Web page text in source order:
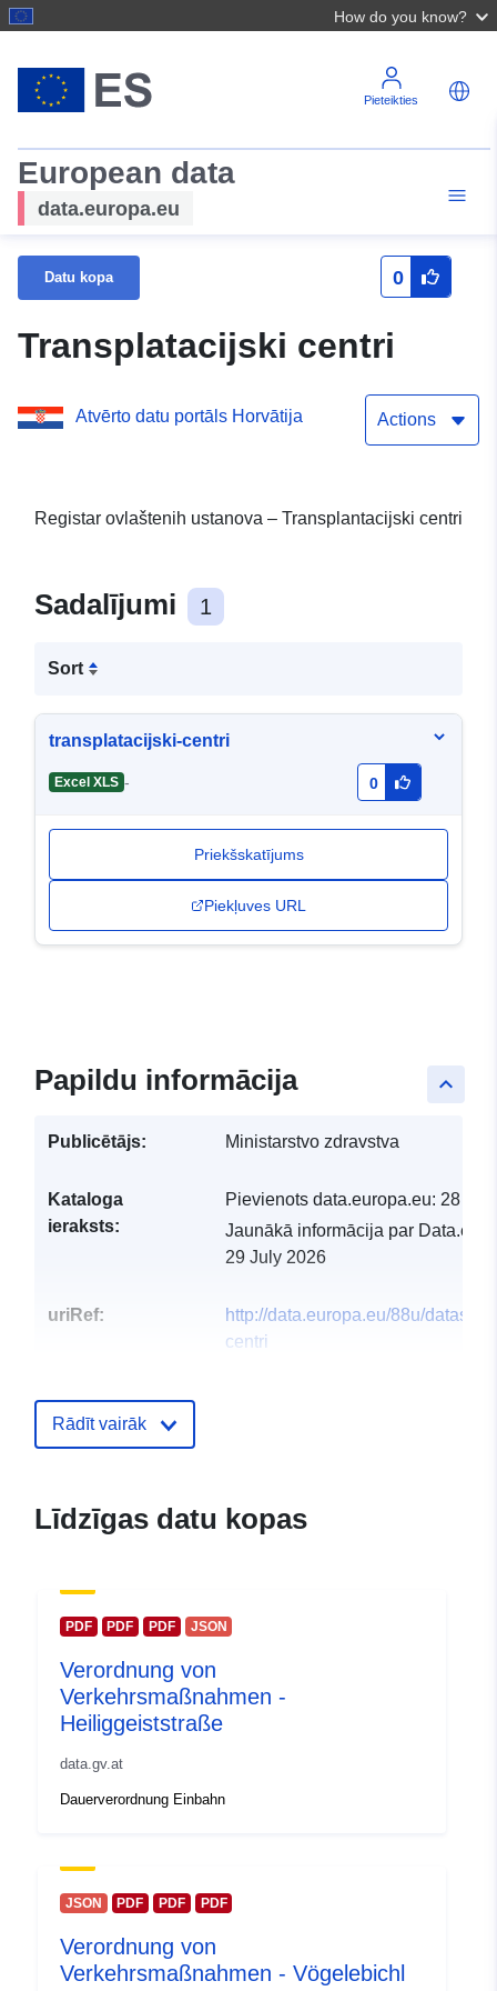
How do you know?
Pieteikties
European data
data.europa.eu
Datu kopa 0
Transplatacijski centri
Atvērto datu portāls Horvātija Actions
Registar ovlaštenih ustanova – Transplantacijski centri
Sadalījumi 1
Sort
transplatacijski-centri
Excel XLS - 0
Priekšskatījums
Piekļuves URL
keyboard_arrow_up
Papildu informācija
Publicētājs: Ministarstvo zdravstva
Kataloga
ieraksts:
Pievienots data.europa.eu: 28
Jaunākā informācija par
29 July 2026
uriRef:
http://data.europa.eu/88u/dataset/
centri
Rādīt vairāk
Līdzīgas datu kopas
PDF PDF PDF JSON
Verordnung von
Verkehrsmaßnahmen -
Heiliggeiststraße
data.gv.at
Dauerverordnung Einbahn
JSON PDF PDF PDF
Verordnung von
Verkehrsmaßnahmen - Vögelebichl